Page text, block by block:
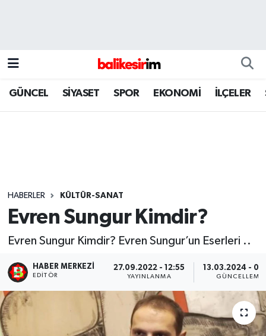
GÜNCEL SİYASET SPOR EKONOMİ İLÇELER
HABERLER KÜLTÜR-SANAT
Evren Sungur Kimdir?
Evren Sungur Kimdir? Evren Sungur’un Eserleri ..
HABER MERKEZI
EDITÖR
27.09.2022 - 12:55
YAYINLANMA
13.03.2024 -
GÜNCELLEME